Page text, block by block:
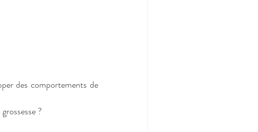
des comportements de
?